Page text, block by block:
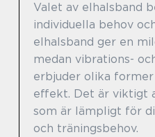
Valet av elhalsband
individuella behov
elhalsband ger en
medan vibrations-
erbjuder olika former
effekt. Det är viktigt
som är lämpligt för
och träningsbehov.